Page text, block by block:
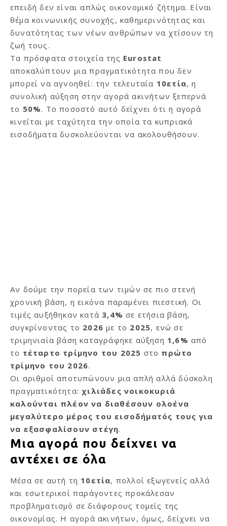
επειδή δεν είναι απλώς οικονομικό ζήτημα. Είναι
θέμα κοινωνικής συνοχής, καθημερινότητας και
δυνατότητας των νέων ανθρώπων να χτίσουν τη
ζωή τους.
Τα πρόσφατα στοιχεία της Eurostat
αποκαλύπτουν μια πραγματικότητα που δεν
μπορεί να αγνοηθεί: την τελευταία 10ετία, η
συνολική αύξηση στην αγορά ακινήτων ξεπερνά
το 50%. Το ποσοστό αυτό δείχνει ότι η αγορά
κινείται με ταχύτητα την οποία τα κυπριακά
εισοδήματα δυσκολεύονται να ακολουθήσουν.
Αν δούμε την πορεία των τιμών σε πιο στενή
χρονική βάση, η εικόνα παραμένει πιεστική. Οι
τιμές αυξήθηκαν κατά 3,4% σε ετήσια βάση,
συγκρίνοντας το 2026 με το 2025, ενώ σε
τριμηνιαία βάση καταγράφηκε αύξηση 1,6% από
το τέταρτο τρίμηνο του 2025 στο πρώτο
τρίμηνο του 2026.
Οι αριθμοί αποτυπώνουν μια απλή αλλά δύσκολη
πραγματικότητα: χιλιάδες νοικοκυριά
καλούνται πλέον να διαθέσουν ολοένα
μεγαλύτερο μέρος του εισοδήματός τους για
να εξασφαλίσουν στέγη.
Μια αγορά που δείχνει να
αντέχει σε όλα
Μέσα σε αυτή τη 10ετία, πολλοί εξωγενείς αλλά
και εσωτερικοί παράγοντες προκάλεσαν
προβληματισμό σε διάφορους τομείς της
οικονομίας. Η αγορά ακινήτων, όμως, δείχνει να